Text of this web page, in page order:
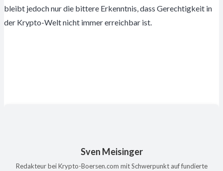
bleibt jedoch nur die bittere Erkenntnis, dass Gerechtigkeit in
der Krypto-Welt nicht immer erreichbar ist.
Sven Meisinger
Redakteur bei Krypto-Boersen.com mit Schwerpunkt auf fundierte